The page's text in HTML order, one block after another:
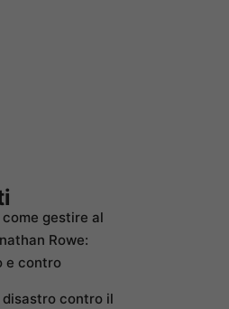
come gestire al
Rowe:
e contro
disastro contro il